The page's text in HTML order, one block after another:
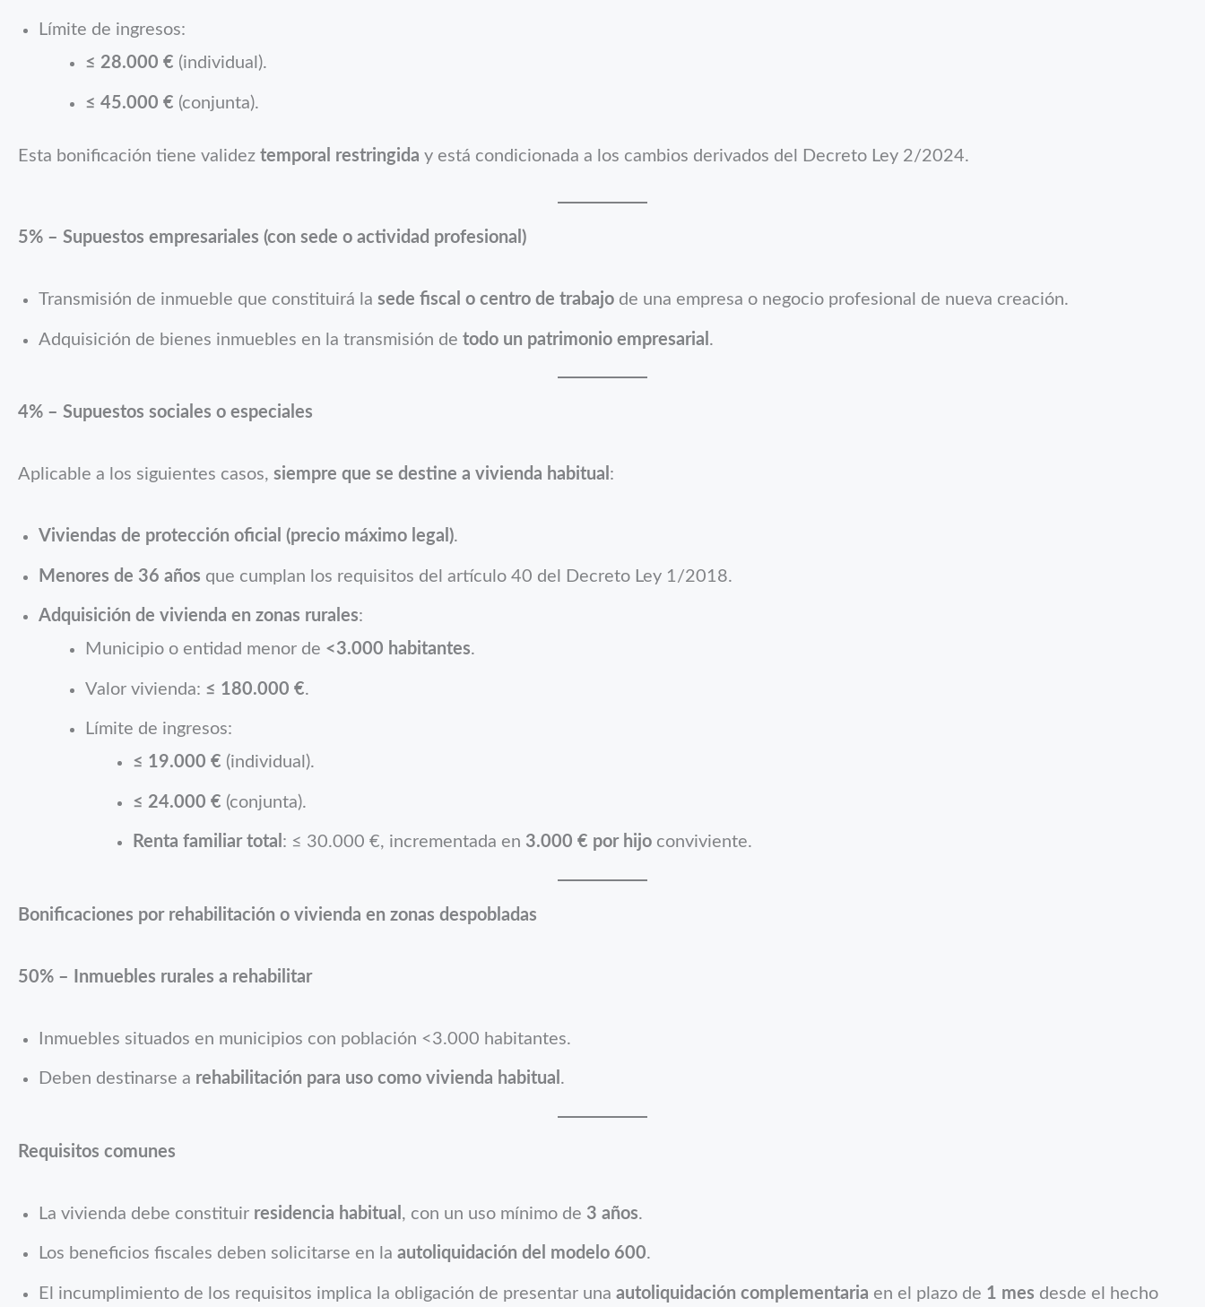
Límite de ingresos:
≤ 28.000 € (individual).
≤ 45.000 € (conjunta).
Esta bonificación tiene validez temporal restringida y está condicionada a los cambios derivados del Decreto Ley 2/2024.
5% – Supuestos empresariales (con sede o actividad profesional)
Transmisión de inmueble que constituirá la sede fiscal o centro de trabajode una empresa o negocio profesional de nueva creación.
Adquisición de bienes inmuebles en la transmisión de todo un patrimonio empresarial .
4% – Supuestos sociales o especiales
Aplicable a los siguientes casos, siempre que se destine a vivienda habitual :
Viviendas de protección oficial (precio máximo legal).
Menores de 36 años que cumplan los requisitos del artículo 40 del Decreto Ley 1/2018.
Adquisición de vivienda en zonas rurales:
Municipio o entidad menor de <3.000 habitantes.
Valor vivienda: ≤ 180.000 €.
Límite de ingresos:
≤ 19.000 € (individual).
≤ 24.000 € (conjunta).
Renta familiar total : ≤ 30.000 €, incrementada en 3.000 € por hijoconviviente.
Bonificaciones por rehabilitación o vivienda en zonas despobladas
50% – Inmuebles rurales a rehabilitar
Inmuebles situados en municipios con población <3.000 habitantes.
Deben destinarse a rehabilitación para uso como vivienda habitual .
Requisitos comunes
La vivienda debe constituir residencia habitual , con un uso mínimo de 3 años.
Los beneficios fiscales deben solicitarse en la autoliquidación del modelo 600.
El incumplimiento de los requisitos implica la obligación de presentar una autoliquidación complementaria en el plazo de 1 mes desde el hecho